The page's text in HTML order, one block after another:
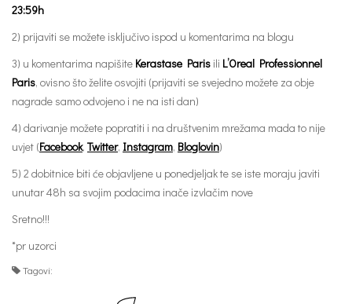
23:59h
2) prijaviti se možete isključivo ispod u komentarima na blogu
3) u komentarima napišite Kerastase Paris ili L’Oreal Professionnel
Paris, ovisno što želite osvojiti (prijaviti se svejedno možete za obje
nagrade samo odvojeno i ne na isti dan)
4) darivanje možete popratiti i na društvenim mrežama mada to nije
uvjet (Facebook, Twitter, Instagram, Bloglovin)
5) 2 dobitnice biti će objavljene u ponedjeljak te se iste moraju javiti
unutar 48h sa svojim podacima inače izvlačim nove
Sretno!!!
*pr uzorci
Tagovi: